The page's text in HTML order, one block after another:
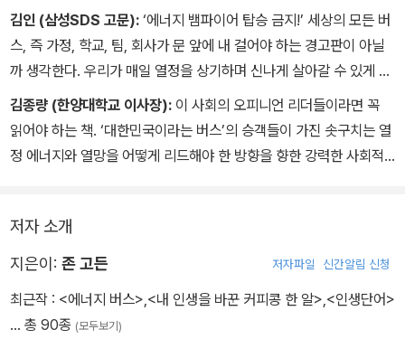
“누구라니요, 모르시겠어요? 저희 셋 말입니다.” 마이클이 대변인이
라도 된 듯 말했다.
“팀장님 버스는 곧 불길에 휩싸일 게 뻔한데, 누가 거기에 타겠답니
까?”
옆에 서 있는 호세는 고개를 숙인 채 조지의 눈길을 피하고 있었다.
- 버스에 탄 사람은 누구?
김인 (삼성SDS 고문): ‘에너지 뱀파이어 탑승 금지!’ 세상의 모든 버
스, 즉 가정, 학교, 팀, 회사가 문 앞에 내 걸어야 하는 경고판이 아닐
까 생각한다. 우리가 매일 열정을 상기하며 신나게 살아갈 수 있게 해
주는 감동 메시지이자 인생 지침서! 참 재미있게 읽었다.
김종량 (한양대학교 이사장): 이 사회의 오피니언 리더들이라면 꼭
읽어야 하는 책. ‘대한민국이라는 버스’의 승객들이 가진 솟구치는 열
정 에너지와 열망을 어떻게 리드해야 한 방향을 향한 강력한 사회적
저자 소개
지은이: 존 고든 저자파일 신간알림 신청
최근작 : <에너지 버스> <내 인생을 바꾼 커피콩 한 알> <인생단어>
… 총 90종 (모두보기)